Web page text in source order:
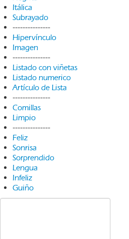
Itálica
Subrayado
---------------
Hipervínculo
Imagen
---------------
Listado con viñetas
Listado numerico
Artículo de Lista
---------------
Comillas
Limpio
---------------
Feliz
Sonrisa
Sorprendido
Lengua
Infeliz
Guiño